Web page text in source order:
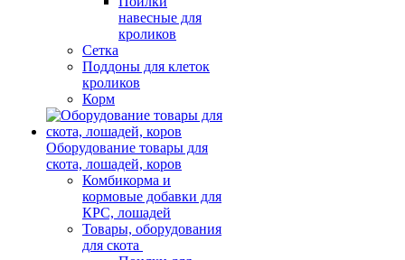
навесные для
кроликов
Сетка
Поддоны для клеток
кроликов
Корм
Оборудование товары для
скота, лошадей, коров
Комбикорма и
кормовые добавки для
КРС, лошадей
Товары, оборудования
для скота